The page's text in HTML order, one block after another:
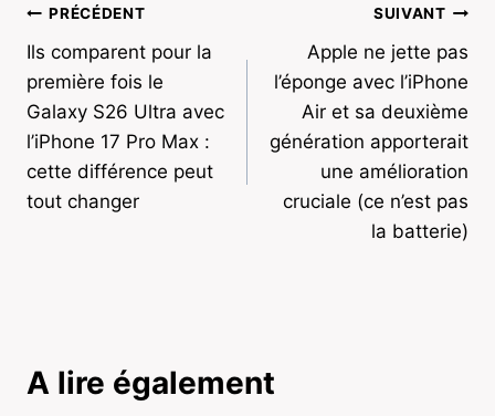
Navigation
de
l’article
PRÉCÉDENT
Ils comparent pour la
première fois le
Galaxy S26 Ultra avec
l’iPhone 17 Pro Max :
cette différence peut
tout changer
SUIVANT
Apple ne jette pas
l’éponge avec l’iPhone
Air et sa deuxième
génération apporterait
une amélioration
cruciale (ce n’est pas
la batterie)
A lire également